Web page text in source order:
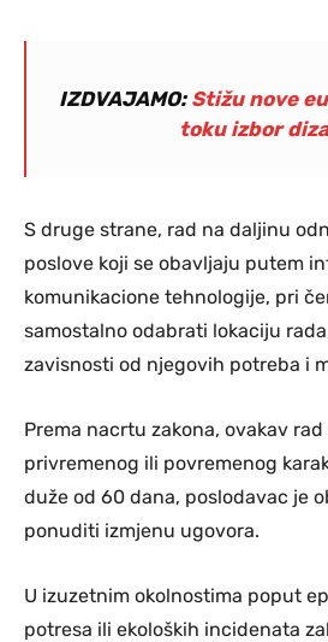
IZDVAJAMO: Stižu nove
toku izbor
S druge strane, rad na daljinu
poslove koji se obavljaju putem
komunikacione tehnologije, pri
samostalno odabrati lokaciju
zavisnosti od njegovih potreba i
Prema nacrtu zakona, ovakav
privremenog ili povremenog
duže od 60 dana, poslodavac je
ponuditi izmjenu ugovora.
U izuzetnim okolnostima poput
potresa ili ekoloških incidenata